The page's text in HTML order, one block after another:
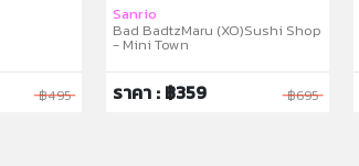
฿495
Sanrio
Bad BadtzMaru (XO)Sushi Shop
- Mini Town
ราคา : ฿359 ฿695